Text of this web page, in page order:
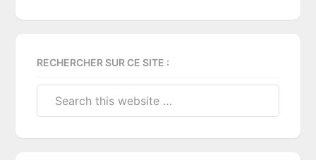
RECHERCHER SUR CE SITE :